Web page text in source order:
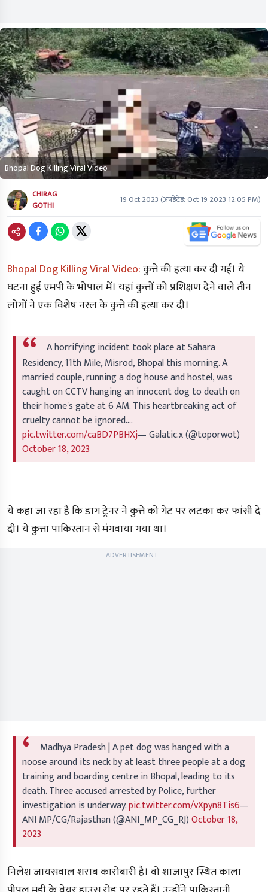
Bhopal Dog Killing Viral Video
CHIRAG
GOTHI
19 Oct 2023(अपडेटेड:Oct 19 2023 12:05 PM)
Bhopal Dog Killing Viral Video:कुत्ते की हत्या कर दी गई। ये
घटना हुई एमपी के भोपाल में। यहां कुत्तों को प्रशिक्षण देने वाले तीन
लोगों ने एक विशेष नस्ल के कुत्ते की हत्या कर दी।
A horrifying incident took place at Sahara
Residency, 11th Mile, Misrod, Bhopal this morning. A
married couple, running a dog house and hostel, was
caught on CCTV hanging an innocent dog to death on
their home's gate at 6 AM. This heartbreaking act of
cruelty cannot be ignored.…
pic.twitter.com/caBD7PBHXj— Galatic.x (@toporwot)
October 18, 2023
ये कहा जा रहा है कि डाग ट्रेनर ने कुत्ते को गेट पर लटका कर फांसी दे
दी। ये कुत्ता पाकिस्तान से मंगवाया गया था।
ADVERTISEMENT
Madhya Pradesh | A pet dog was hanged with a
noose around its neck by at least three people at a dog
training and boarding centre in Bhopal, leading to its
death. Three accused arrested by Police, further
investigation is underway.pic.twitter.com/vXpyn8Tis6—
ANI MP/CG/Rajasthan (@ANI_MP_CG_RJ)October 18,
2023
निलेश जायसवाल शराब कारोबारी है। वो शाजापुर स्थित काला